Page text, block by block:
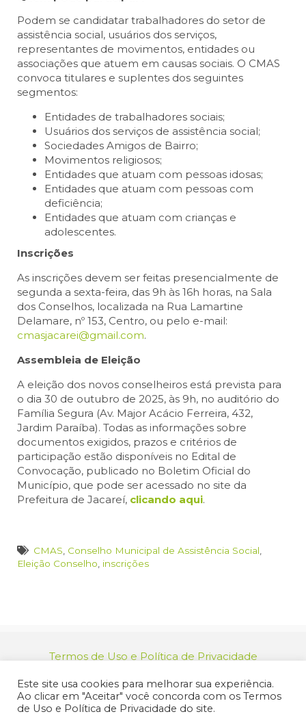
Podem se candidatar trabalhadores do setor de
assistência social, usuários dos serviços,
representantes de movimentos, entidades ou
associações que atuem em causas sociais. O CMAS
convoca titulares e suplentes dos seguintes
segmentos:
Entidades de trabalhadores sociais;
Usuários dos serviços de assistência social;
Sociedades Amigos de Bairro;
Movimentos religiosos;
Entidades que atuam com pessoas idosas;
Entidades que atuam com pessoas com
deficiência;
Entidades que atuam com crianças e
adolescentes.
Inscrições
As inscrições devem ser feitas presencialmente de
segunda a sexta-feira, das 9h às 16h horas, na Sala
dos Conselhos, localizada na Rua Lamartine
Delamare, nº 153, Centro, ou pelo e-mail:
cmasjacarei@gmail.com.
Assembleia de Eleição
A eleição dos novos conselheiros está prevista para
o dia 30 de outubro de 2025, às 9h, no auditório do
Família Segura (Av. Major Acácio Ferreira, 432,
Jardim Paraíba). Todas as informações sobre
documentos exigidos, prazos e critérios de
participação estão disponíveis no Edital de
Convocação, publicado no Boletim Oficial do
Município, que pode ser acessado no site da
Prefeitura de Jacareí, clicando aqui.
CMAS Conselho Municipal de Assistência Social
Eleição Conselho inscrições
Termos de Uso e Política de Privacidade
46.694.139/0001-83 | (12) 3955-9000
Endereço: Praça dos Três Poderes, 73 - Centro -
Jacareí/SP - CEP 12327-170
Este site usa cookies para melhorar sua experiência.
Ao clicar em "Aceitar" você concorda com os Termos
de Uso e Política de Privacidade do site.